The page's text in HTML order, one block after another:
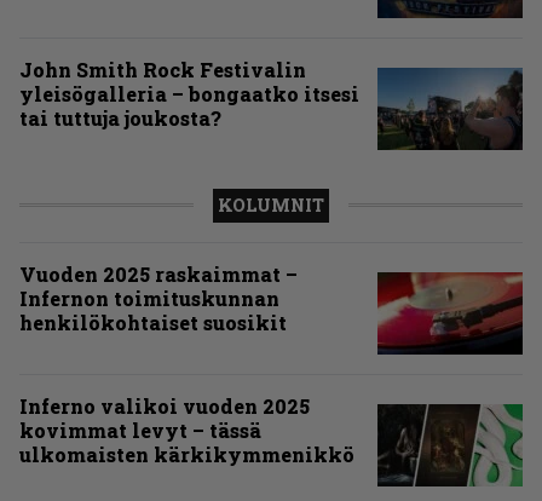
John Smith Rock Festivalin
yleisögalleria – bongaatko itsesi
tai tuttuja joukosta?
KOLUMNIT
Vuoden 2025 raskaimmat –
Infernon toimituskunnan
henkilökohtaiset suosikit
Inferno valikoi vuoden 2025
kovimmat levyt – tässä
ulkomaisten kärkikymmenikkö